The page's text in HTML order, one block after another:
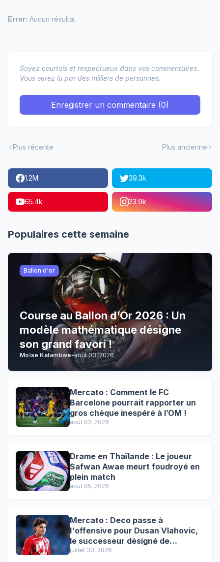
Error: Aucun résultat.
Soyez courtois et respectueux dans vos commentaires.
Vous serez lu par des milliers de personnes.
Enregistrer un commentaire (0)
Plus récente Plus ancienne
1.2M 39.3k
65.4k 23.9k
Populaires cette semaine
Ballon d'or
Course au Ballon d’Or 2026 : Un
modèle mathématique désigne
son grand favori !
Moïse Katambwe-août 03, 2026
Mercato : Comment le FC
Barcelone pourrait rapporter un
gros chèque inespéré à l’OM !
août 02, 2026
Drame en Thaïlande : Le joueur
Safwan Awae meurt foudroyé en
plein match
août 05, 2026
Mercato : Deco passe à
l'offensive pour Dusan Vlahovic,
le successeur désigné de
Lewandowski !
juillet 30, 2026